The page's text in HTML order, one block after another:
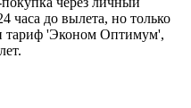
часа до вылета, но только
тариф 'Эконом Оптимум',